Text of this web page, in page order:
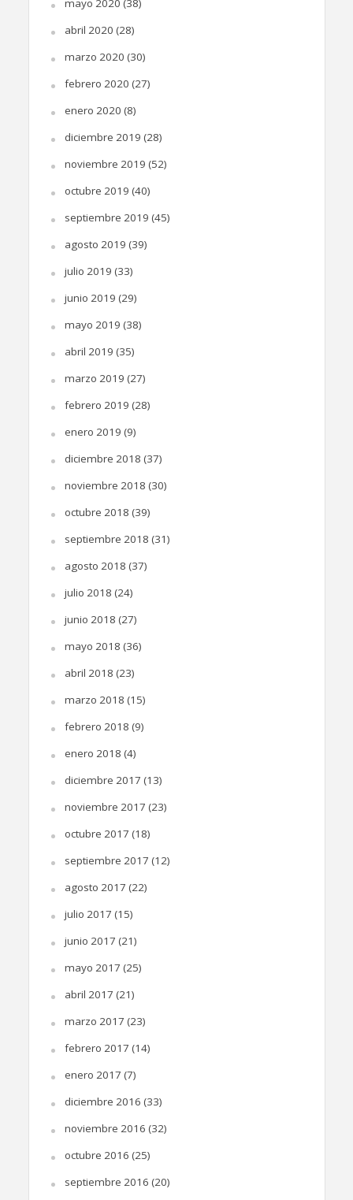
mayo 2020 (38)
abril 2020 (28)
marzo 2020 (30)
febrero 2020 (27)
enero 2020 (8)
diciembre 2019 (28)
noviembre 2019 (52)
octubre 2019 (40)
septiembre 2019 (45)
agosto 2019 (39)
julio 2019 (33)
junio 2019 (29)
mayo 2019 (38)
abril 2019 (35)
marzo 2019 (27)
febrero 2019 (28)
enero 2019 (9)
diciembre 2018 (37)
noviembre 2018 (30)
octubre 2018 (39)
septiembre 2018 (31)
agosto 2018 (37)
julio 2018 (24)
junio 2018 (27)
mayo 2018 (36)
abril 2018 (23)
marzo 2018 (15)
febrero 2018 (9)
enero 2018 (4)
diciembre 2017 (13)
noviembre 2017 (23)
octubre 2017 (18)
septiembre 2017 (12)
agosto 2017 (22)
julio 2017 (15)
junio 2017 (21)
mayo 2017 (25)
abril 2017 (21)
marzo 2017 (23)
febrero 2017 (14)
enero 2017 (7)
diciembre 2016 (33)
noviembre 2016 (32)
octubre 2016 (25)
septiembre 2016 (20)